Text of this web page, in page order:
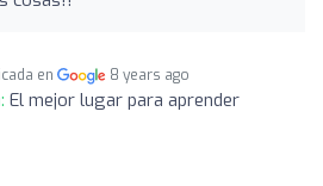
en 8 years ago
El mejor lugar para aprender